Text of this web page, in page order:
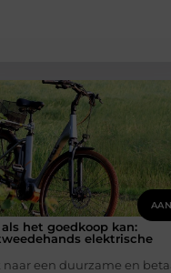
het goedkoop kan:
elektrische
naar een duurzame en